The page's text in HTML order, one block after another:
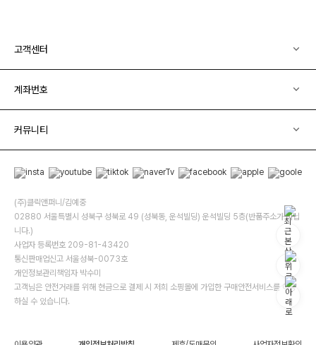
고객센터
계좌번호
커뮤니티
(주)클릭앤퍼니/김예중
02880 서울특별시 성북구 성북로 49 (성북동, 운석빌딩) 운석빌딩 5층(반품주소가 아닙
니다.)
사업자 등록번호 209-81-43420
통신판매업신고 서울성북-0073호
개인정보관리책임자 박수미
고객님은 안전거래를 위해 현금으로 결제 시 저희 소핑몰에 가입한 구매안전서비스를 이용
하실 수 있습니다.